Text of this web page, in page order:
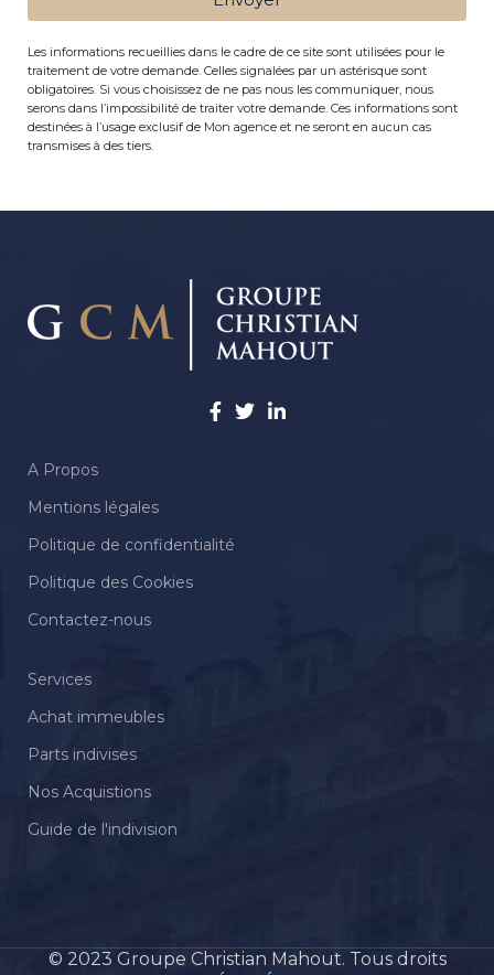
Les informations recueillies dans le cadre de ce site sont utilisées pour le
traitement de votre demande. Celles signalées par un astérisque sont
obligatoires. Si vous choisissez de ne pas nous les communiquer, nous
serons dans l’impossibilité de traiter votre demande. Ces informations sont
destinées à l’usage exclusif de Mon agence et ne seront en aucun cas
transmises à des tiers.
A Propos
Mentions légales
Politique de confidentialité
Politique des Cookies
Contactez-nous
Services
Achat immeubles
Parts indivises
Nos Acquistions
Guide de l'indivision
© 2023 Groupe Christian Mahout. Tous droits